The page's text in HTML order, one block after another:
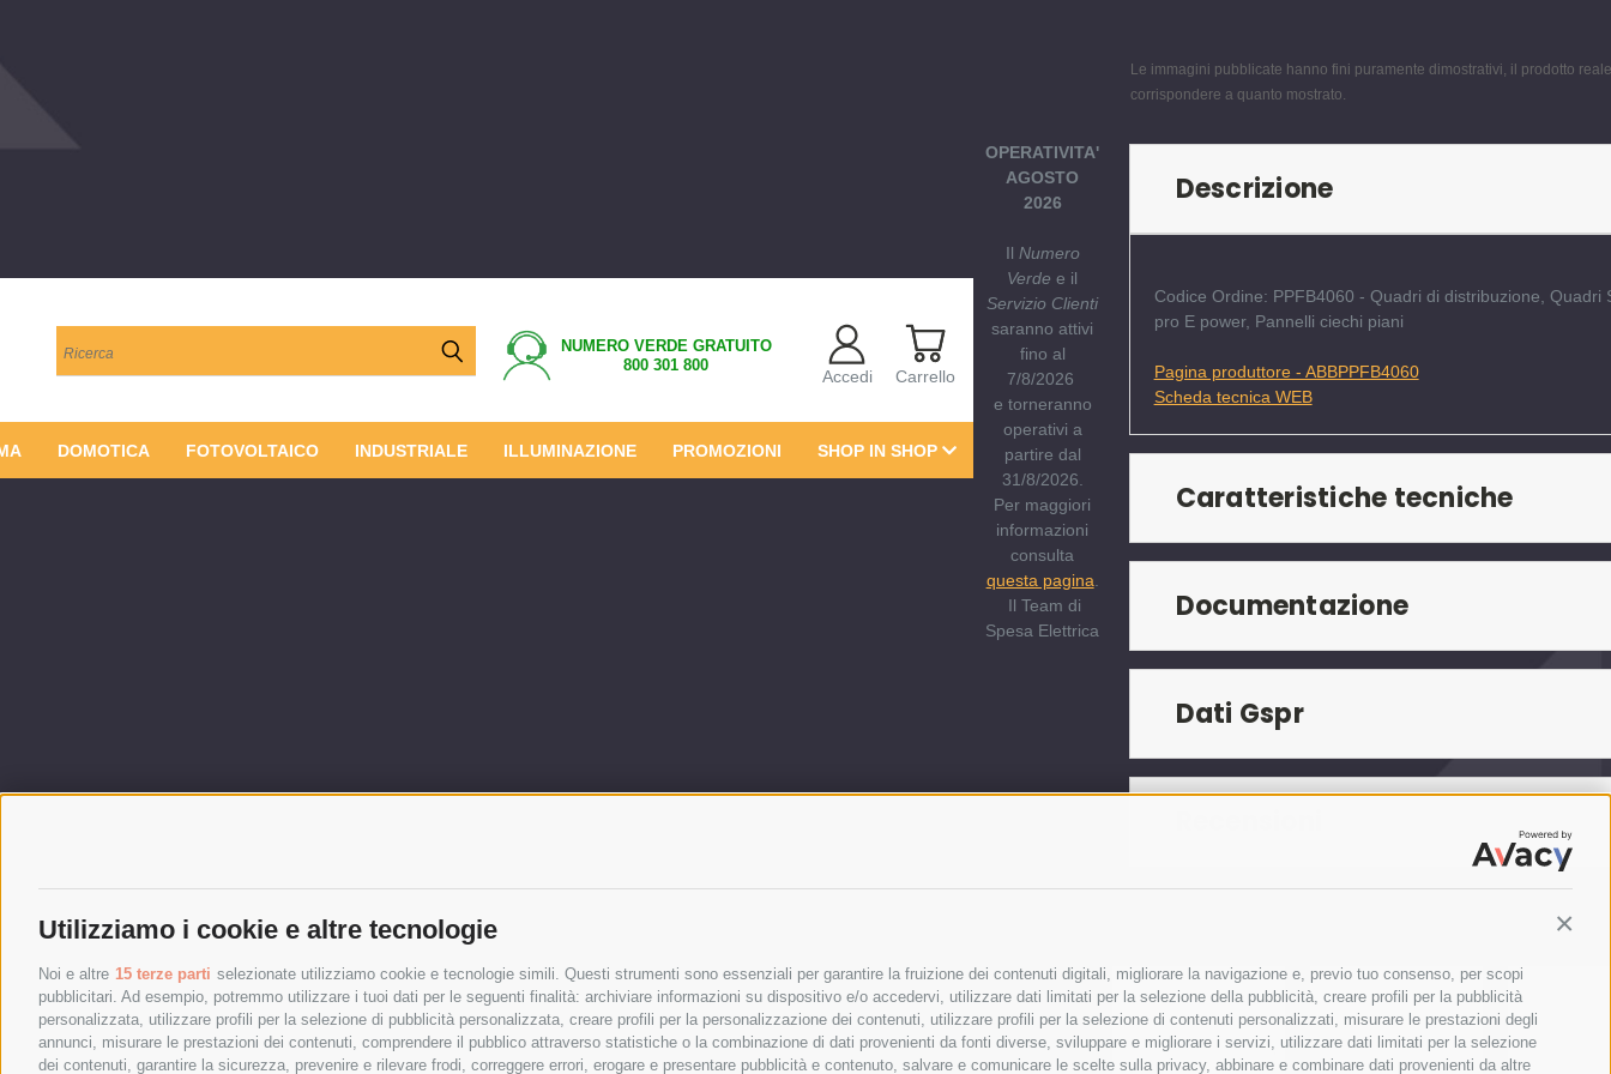
Utilizziamo i cookie e altre tecnologie
Noi e altre 15 terze parti selezionate utilizziamo cookie e tecnologie simili. Questi strumenti sono essenziali per garantire la fruizione dei contenuti digitali, migliorare la navigazione e, previo tuo consenso, per scopi
pubblicitari. Ad esempio, potremmo utilizzare i tuoi dati per le seguenti finalità: archiviare informazioni su dispositivo e/o accedervi, utilizzare dati limitati per la selezione della pubblicità, creare profili per la pubblicità
personalizzata, utilizzare profili per la selezione di pubblicità personalizzata, creare profili per la personalizzazione dei contenuti, utilizzare profili per la selezione di contenuti personalizzati, misurare le prestazioni degli
annunci, misurare le prestazioni dei contenuti, comprendere il pubblico attraverso statistiche o la combinazione di dati provenienti da fonti diverse, sviluppare e migliorare i servizi, utilizzare dati limitati per la selezione
dei contenuti, garantire la sicurezza, prevenire e rilevare frodi, correggere errori, erogare e presentare pubblicità e contenuto, salvare e comunicare le scelte sulla privacy, abbinare e combinare dati provenienti da altre
Cerca
NUMERO VERDE GRATUITO
800 301 800
Carrello
Accedi
DOMOTICA FOTOVOLTAICO INDUSTRIALE ILLUMINAZIONE PROMOZIONI SHOP IN SHOP
OPERATIVITA'
AGOSTO
2026
Il Numero
Verde e il
Servizio Clienti
saranno attivi
fino al
7/8/2026
e torneranno
operativi a
partire dal
31/8/2026.
Per maggiori
informazioni
consulta
questa pagina
Il Team di
Spesa Elettrica
Le immagini pubblicate hanno fini puramente dimostrativi, il prodotto
corrispondere a quanto mostrato.
Descrizione
Codice Ordine: PPFB4060 - Quadri di distribuzione, Quadri
pro E power, Pannelli ciechi piani
Pagina produttore - ABBPPFB4060
Scheda tecnica WEB
Caratteristiche tecniche
Documentazione
Dati Gspr